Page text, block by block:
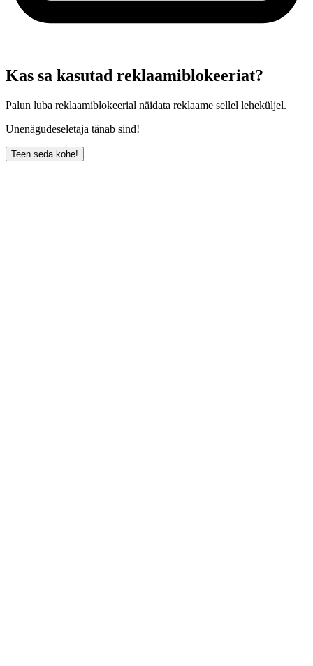
Kas sa kasutad reklaamiblokeeriat?
Palun luba reklaamiblokeerial näidata reklaame sellel leheküljel.
Unenägudeseletaja tänab sind!
Teen seda kohe!